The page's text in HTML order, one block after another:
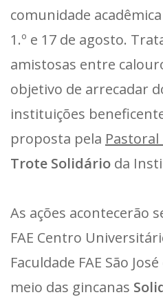
comunidade
1.º e 17 de agosto.
amistosas entre
objetivo de arrecadar
instituições
proposta pela
Trote Solidário da
As ações acontecerão
FAE Centro
Faculdade FAE São
meio das gincanas